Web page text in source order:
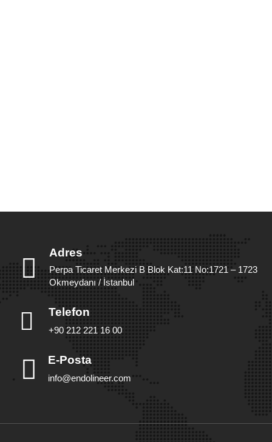
Adres
Perpa Ticaret Merkezi B Blok Kat:11 No:1721 – 1723
Okmeydanı / İstanbul
Telefon
+90 212 221 16 00
E-Posta
info@endolineer.com